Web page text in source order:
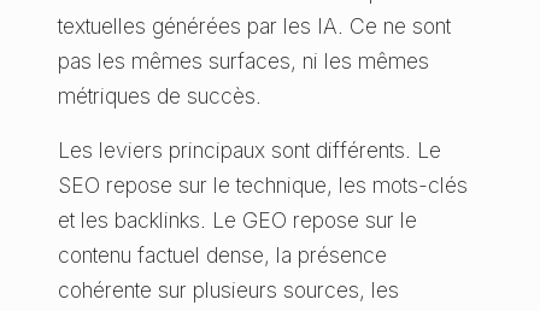
textuelles générées par les IA. Ce ne sont
pas les mêmes surfaces, ni les mêmes
métriques de succès.
Les leviers principaux sont différents. Le
SEO repose sur le technique, les mots-clés
et les backlinks. Le GEO repose sur le
contenu factuel dense, la présence
cohérente sur plusieurs sources, les